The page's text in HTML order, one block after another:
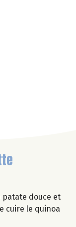
patate douce et
cuire le quinoa